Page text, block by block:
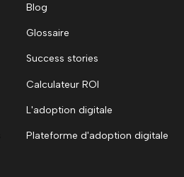
Blog
Glossaire
Success stories
Calculateur ROI
L'adoption digitale
Plateforme d'adoption digitale